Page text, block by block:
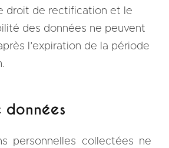
droit de rectification et le
des données ne peuvent
l’expiration de la période
données
personnelles collectées ne